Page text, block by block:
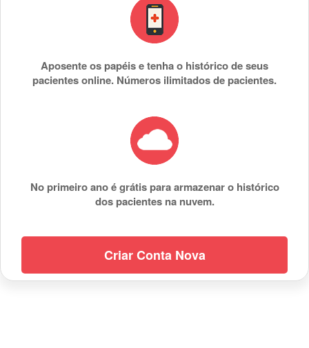
Aposente os papéis e tenha o histórico de seus
pacientes online. Números ilimitados de pacientes.
No primeiro ano é grátis para armazenar o histórico
dos pacientes na nuvem.
Criar Conta Nova